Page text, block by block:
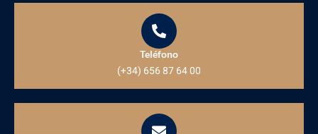
Teléfono
(+34) 656 87 64 00